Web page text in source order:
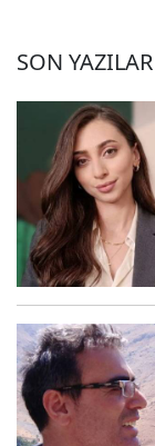
SON YAZILAR